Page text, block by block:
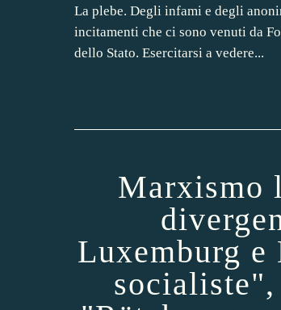
La plebe. Degli infami e degli
incitamenti che ci sono venuti da
dello Stato. Esercitarsi a vedere...
Marxismo
Luxemburg